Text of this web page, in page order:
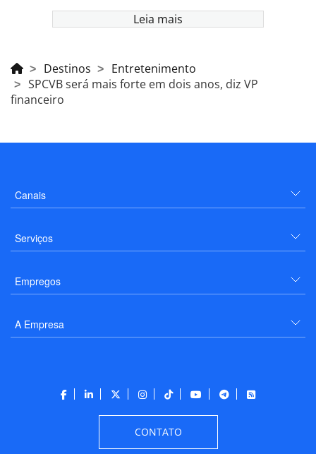
Leia mais
Destinos
Entretenimento
SPCVB será mais forte em dois anos, diz VP
financeiro
Canais
Serviços
Empregos
A Empresa
CONTATO